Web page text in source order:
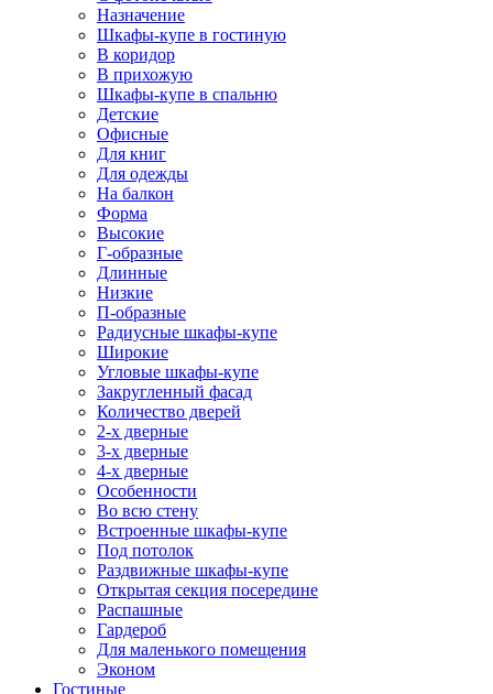
Назначение
Шкафы-купе в гостиную
В коридор
В прихожую
Шкафы-купе в спальню
Детские
Офисные
Для книг
Для одежды
На балкон
Форма
Высокие
Г-образные
Длинные
Низкие
П-образные
Радиусные шкафы-купе
Широкие
Угловые шкафы-купе
Закругленный фасад
Количество дверей
2-х дверные
3-х дверные
4-х дверные
Особенности
Во всю стену
Встроенные шкафы-купе
Под потолок
Раздвижные шкафы-купе
Открытая секция посередине
Распашные
Гардероб
Для маленького помещения
Эконом
Гостиные